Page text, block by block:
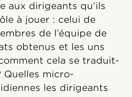
aux dirigeants qu’ils
à jouer : celui de
de l’équipe de
obtenus et les uns
cela se traduit-
Quelles micro-
les dirigeants